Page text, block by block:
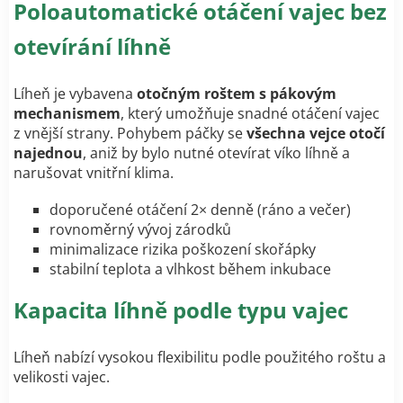
Poloautomatické otáčení vajec bez
otevírání líhně
Líheň je vybavena otočným roštem s pákovým
mechanismem, který umožňuje snadné otáčení vajec
z vnější strany. Pohybem páčky sevšechna vejce otočí
najednou, aniž by bylo nutné otevírat víko líhně a
narušovat vnitřní klima.
doporučené otáčení 2× denně (ráno a večer)
rovnoměrný vývoj zárodků
minimalizace rizika poškození skořápky
stabilní teplota a vlhkost během inkubace
Kapacita líhně podle typu vajec
Líheň nabízí vysokou flexibilitu podle použitého roštu a
velikosti vajec.